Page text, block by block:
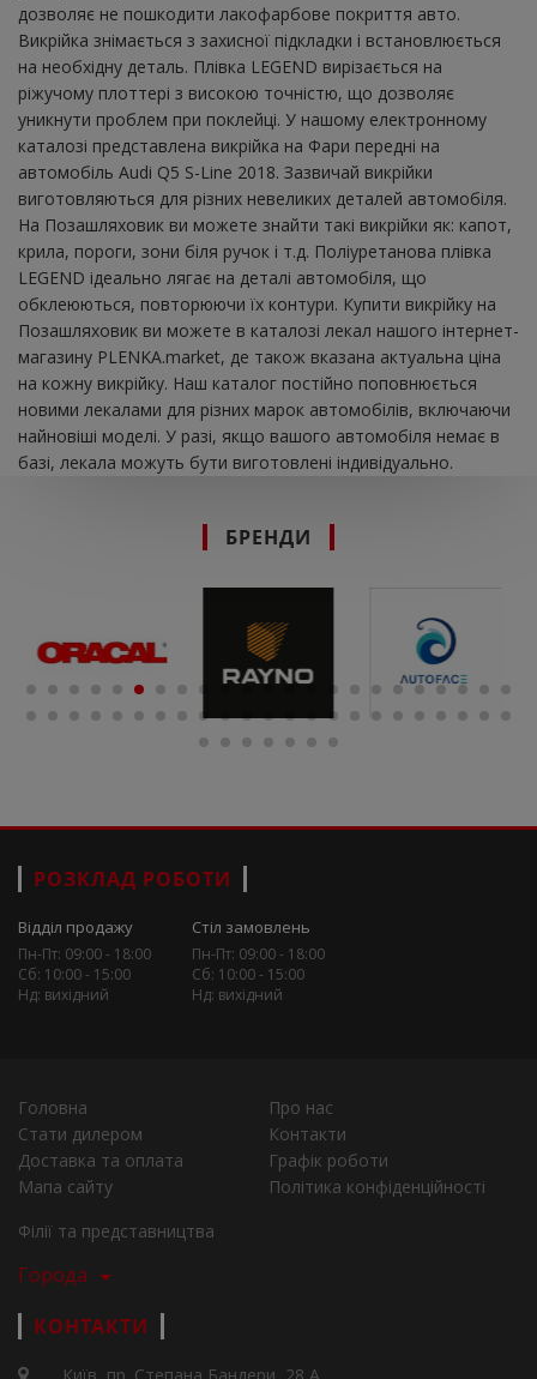
дозволяє не пошкодити лакофарбове покриття авто.
Викрійка знімається з захисної підкладки і встановлюється
на необхідну деталь. Плівка LEGEND вирізається на
ріжучому плоттері з високою точністю, що дозволяє
уникнути проблем при поклейці. У нашому електронному
каталозі представлена ​​викрійка на Фари передні на
автомобіль Audi Q5 S-Line 2018. Зазвичай викрійки
виготовляються для різних невеликих деталей автомобіля.
На Позашляховик ви можете знайти такі викрійки як: капот,
крила, пороги, зони біля ручок і т.д. Поліуретанова плівка
LEGEND ідеально лягає на деталі автомобіля, що
обклеюються, повторюючи їх контури. Купити викрійку на
Позашляховик ви можете в каталозі лекал нашого інтернет-
магазину PLENKA.market, де також вказана актуальна ціна
на кожну викрійку. Наш каталог постійно поповнюється
новими лекалами для різних марок автомобілів, включаючи
найновіші моделі. У разі, якщо вашого автомобіля немає в
базі, лекала можуть бути виготовлені індивідуально.
БРЕНДИ
РОЗКЛАД РОБОТИ
Відділ продажу
Пн-Пт: 09:00 - 18:00
Сб: 10:00 - 15:00
Нд: вихідний
Стіл замовлень
Пн-Пт: 09:00 - 18:00
Сб: 10:00 - 15:00
Нд: вихідний
Головна
Про нас
Стати дилером
Контакти
Доставка та оплата
Графік роботи
Мапа сайту
Політика конфіденційності
Філії та представництва
Города
КОНТАКТИ